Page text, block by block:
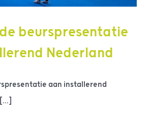
beurspresentatie
Nederland
aan installerend